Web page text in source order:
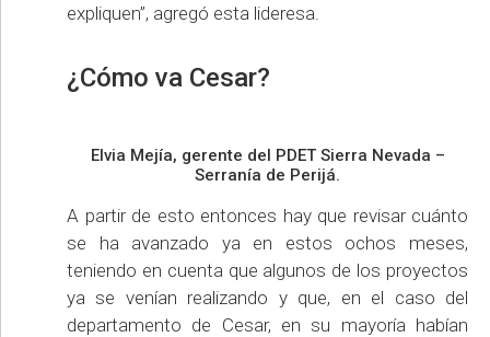
expliquen”, agregó esta lideresa.
¿Cómo va Cesar?
Elvia Mejía, gerente del PDET Sierra Nevada –
Serranía de Perijá.
A partir de esto entonces hay que revisar cuánto
se ha avanzado ya en estos ochos meses,
teniendo en cuenta que algunos de los proyectos
ya se venían realizando y que, en el caso del
departamento de Cesar, en su mayoría habían